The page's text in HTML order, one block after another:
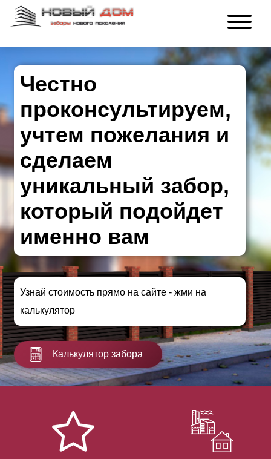
Честно
проконсультируем,
учтем пожелания и
сделаем
уникальный забор,
который подойдет
именно вам
Узнай стоимость прямо на сайте - жми на
калькулятор
Калькулятор забора